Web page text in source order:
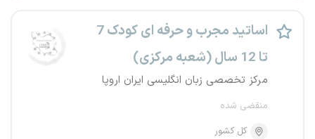
اساتید مجرب و حرفه ای کودک 7
تا 12 سال (شعبه مرکزی)
مرکز تخصصی زبان انگلیسی ایران اروپا
منقضی شده
کل کشور